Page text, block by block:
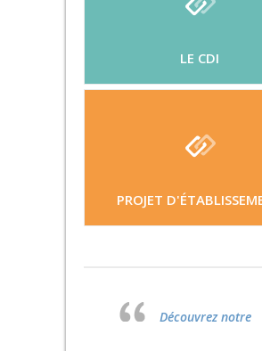
LE CDI
PROJET
Découvrez notre